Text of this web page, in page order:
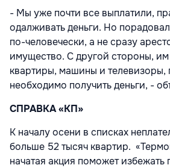
- Мы уже почти все выплатили,
одалживать деньги. Но
по-человечески, а не сразу
имущество. С другой стороны,
квартиры, машины и телевизоры,
необходимо получить деньги, -
СПРАВКА «КП»
К началу осени в списках
больше 52 тысяч квартир.
начатая акция поможет